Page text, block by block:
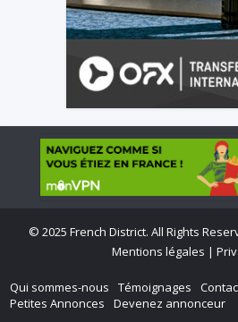
© 2025 French District. All Rights
Mentions légales |
Qui sommes-nous Témoignages
Petites Annonces
Devenez annonceur